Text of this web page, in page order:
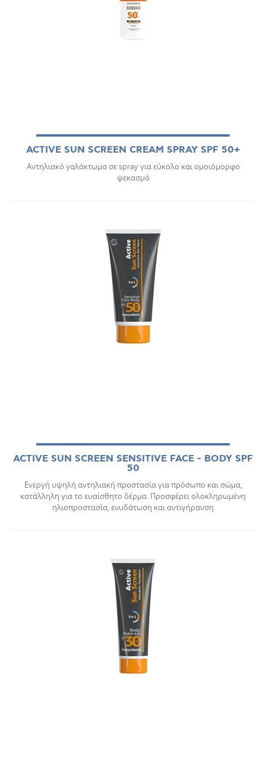
ACTIVE SUN SCREEN CREAM SPRAY SPF 50+
Αντηλιακό γαλάκτωμα σε spray για εύκολο και ομοιόμορφο
ψεκασμό
ACTIVE SUN SCREEN SENSITIVE FACE - BODY SPF
50
Ενεργή υψηλή αντηλιακή προστασία για πρόσωπο και σώμα,
κατάλληλη για το ευαίσθητο δέρμα. Προσφέρει ολοκληρωμένη
ηλιοπροστασία, ενυδάτωση και αντιγήρανση